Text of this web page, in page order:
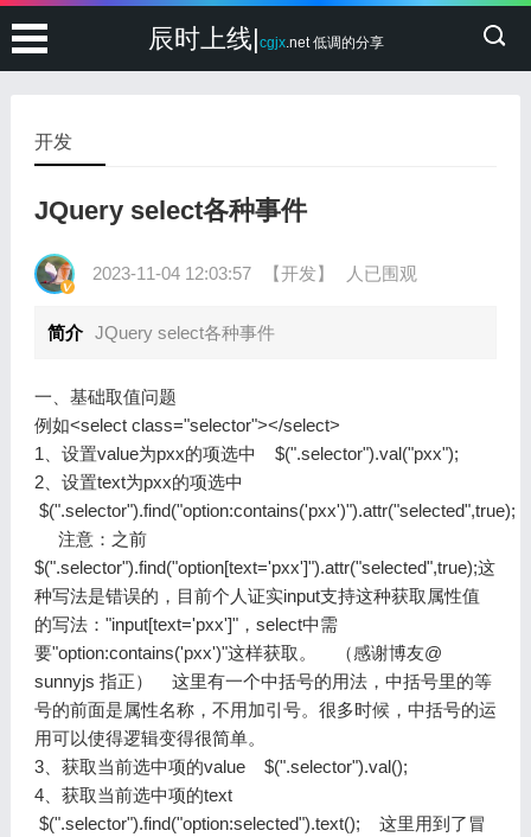
辰时上线|cgjx.net 低调的分享
开发
JQuery select各种事件
2023-11-04 12:03:57 【开发】 人已围观
简介 JQuery select各种事件
一、基础取值问题
例如<select class="selector"></select>
1、设置value为pxx的项选中 $(".selector").val("pxx");
2、设置text为pxx的项选中
$(".selector").find("option:contains('pxx')").attr("selected",true);
注意：之前
$(".selector").find("option[text='pxx']").attr("selected",true);这
种写法是错误的，目前个人证实input支持这种获取属性值
的写法："input[text='pxx']"，select中需
要"option:contains('pxx')"这样获取。 （感谢博友@
sunnyjs 指正） 这里有一个中括号的用法，中括号里的等
号的前面是属性名称，不用加引号。很多时候，中括号的运
用可以使得逻辑变得很简单。
3、获取当前选中项的value $(".selector").val();
4、获取当前选中项的text
$(".selector").find("option:selected").text(); 这里用到了冒